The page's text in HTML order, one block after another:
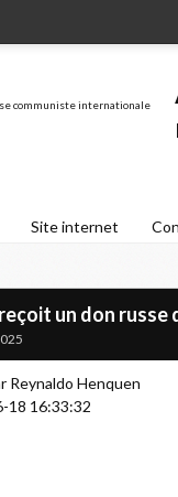
Site internet
un don
Reynaldo Henquen
18 16:33:32